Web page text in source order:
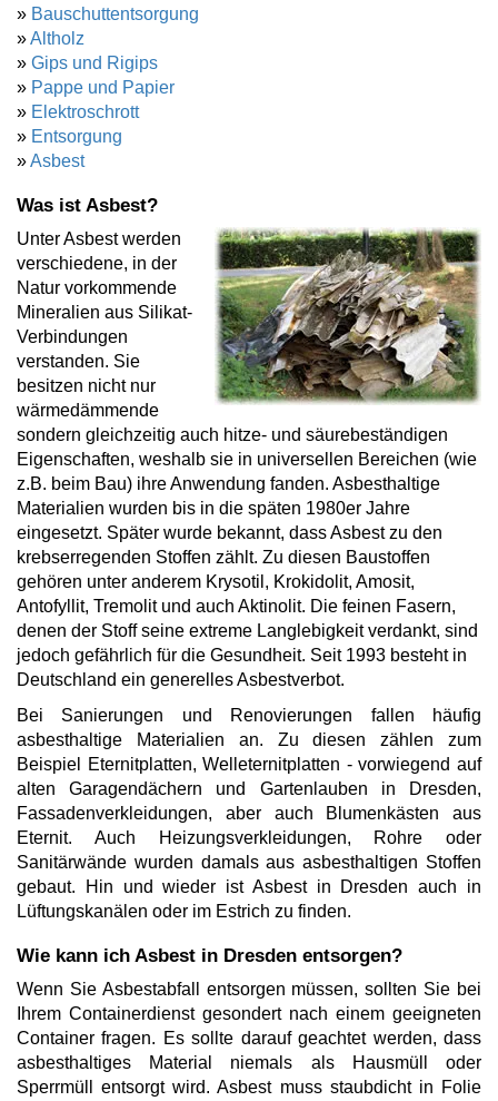
» Bauschuttentsorgung
»Altholz
» Gips und Rigips
» Pappe und Papier
» Elektroschrott
» Entsorgung
»Asbest
Was ist Asbest?
Unter Asbest werden
verschiedene, in der
Natur vorkommende
Mineralien aus Silikat-
Verbindungen
verstanden. Sie
besitzen nicht nur
wärmedämmende
sondern gleichzeitig auch hitze- und säurebeständigen
Eigenschaften, weshalb sie in universellen Bereichen (wie
z.B. beim Bau) ihre Anwendung fanden. Asbesthaltige
Materialien wurden bis in die späten 1980er Jahre
eingesetzt. Später wurde bekannt, dass Asbest zu den
krebserregenden Stoffen zählt. Zu diesen Baustoffen
gehören unter anderem Krysotil, Krokidolit, Amosit,
Antofyllit, Tremolit und auch Aktinolit. Die feinen Fasern,
denen der Stoff seine extreme Langlebigkeit verdankt, sind
jedoch gefährlich für die Gesundheit. Seit 1993 besteht in
Deutschland ein generelles Asbestverbot.
Bei Sanierungen und Renovierungen fallen häufig
asbesthaltige Materialien an. Zu diesen zählen zum
Beispiel Eternitplatten, Welleternitplatten - vorwiegend auf
alten Garagendächern und Gartenlauben in Dresden,
Fassadenverkleidungen, aber auch Blumenkästen aus
Eternit. Auch Heizungsverkleidungen, Rohre oder
Sanitärwände wurden damals aus asbesthaltigen Stoffen
gebaut. Hin und wieder ist Asbest in Dresden auch in
Lüftungskanälen oder im Estrich zu finden.
Wie kann ich Asbest in Dresden entsorgen?
Wenn Sie Asbestabfall entsorgen müssen, sollten Sie bei
Ihrem Containerdienst gesondert nach einem geeigneten
Container fragen. Es sollte darauf geachtet werden, dass
asbesthaltiges Material niemals als Hausmüll oder
Sperrmüll entsorgt wird. Asbest muss staubdicht in Folie